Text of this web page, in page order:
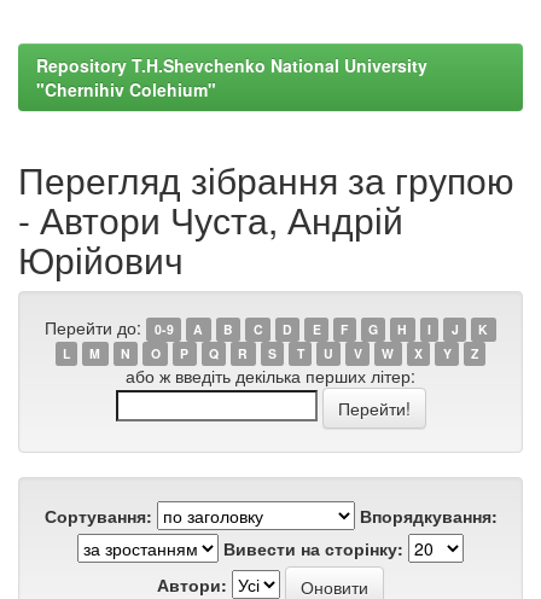
Repository T.H.Shevchenko National University
"Chernihiv Colehium"
Перегляд зібрання за групою
- Автори Чуста, Андрій
Юрійович
Перейти до: 0-9 A B C D E F G H I J
K
L
M N O P Q R S T U V W X Y Z
або ж введіть декілька перших літер:
Сортування:
Впорядкування:
Вивести на сторінку:
Автори: